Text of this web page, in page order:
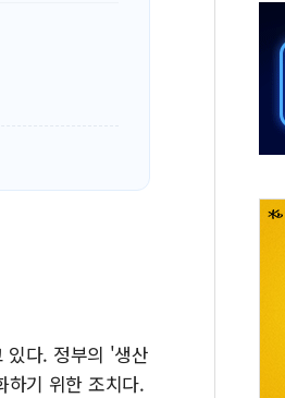
대통령, ISA 개편 재검토 지시…與 "적극
있다. 정부의 '생산
하기 위한 조치다.